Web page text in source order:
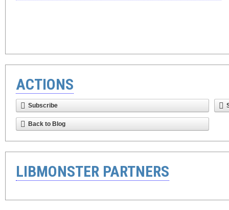
ACTIONS
Subscribe
Back to Blog
LIBMONSTER PARTNERS